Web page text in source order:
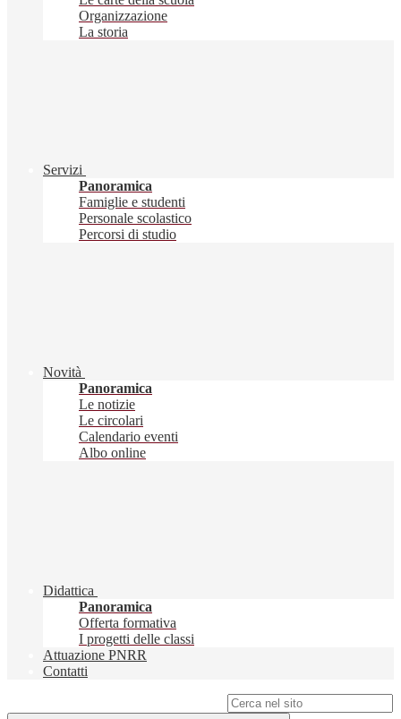
Organizzazione
La storia
Servizi
Panoramica
Famiglie e studenti
Personale scolastico
Percorsi di studio
Novità
Panoramica
Le notizie
Le circolari
Calendario eventi
Albo online
Didattica
Panoramica
Offerta formativa
I progetti delle classi
Attuazione PNRR
Contatti